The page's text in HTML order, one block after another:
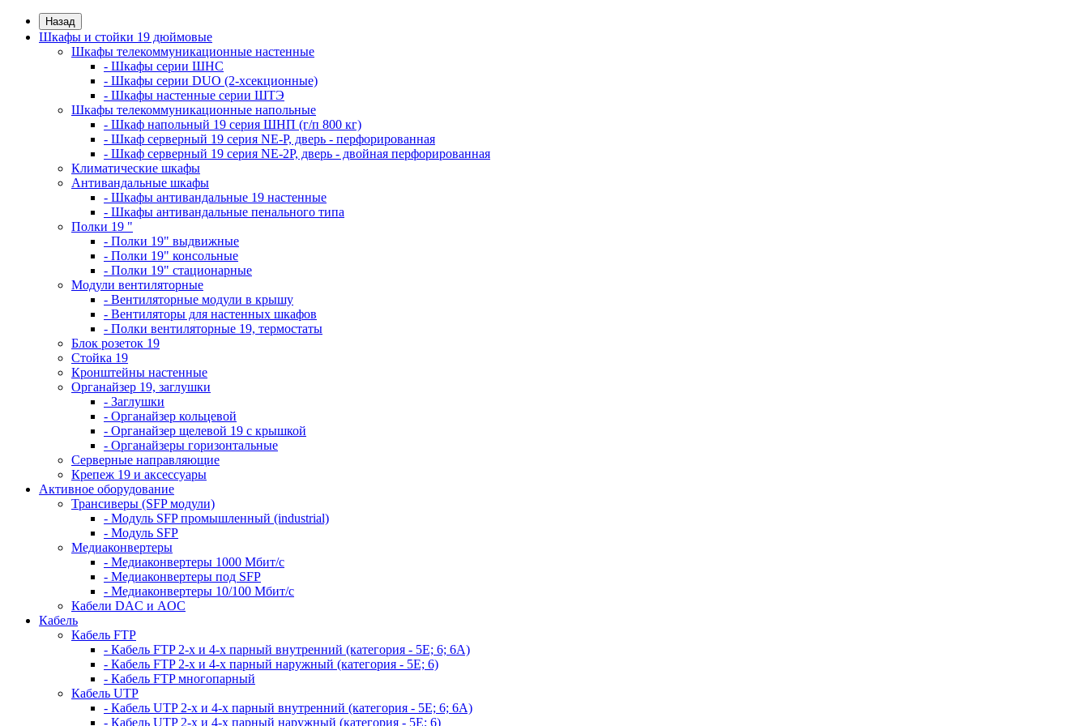
Назад
Шкафы и стойки 19 дюймовые
Шкафы телекоммуникационные настенные
- Шкафы серии ШНС
- Шкафы серии DUO (2-хсекционные)
- Шкафы настенные серии ШТЭ
Шкафы телекоммуникационные напольные
- Шкаф напольный 19 серия ШНП (г/п 800 кг)
- Шкаф серверный 19 серия NE-P, дверь - перфорированная
- Шкаф серверный 19 серия NE-2P, дверь - двойная перфорированная
Климатические шкафы
Антивандальные шкафы
- Шкафы антивандальные 19 настенные
- Шкафы антивандальные пенального типа
Полки 19 "
- Полки 19" выдвижные
- Полки 19" консольные
- Полки 19" стационарные
Модули вентиляторные
- Вентиляторные модули в крышу
- Вентиляторы для настенных шкафов
- Полки вентиляторные 19, термостаты
Блок розеток 19
Стойка 19
Кронштейны настенные
Органайзер 19, заглушки
- Заглушки
- Органайзер кольцевой
- Органайзер щелевой 19 с крышкой
- Органайзеры горизонтальные
Серверные направляющие
Крепеж 19 и аксессуары
Активное оборудование
Трансиверы (SFP модули)
- Модуль SFP промышленный (industrial)
- Модуль SFP
Медиаконвертеры
- Медиаконвертеры 1000 Мбит/с
- Медиаконвертеры под SFP
- Медиаконвертеры 10/100 Мбит/с
Кабели DAC и AOC
Кабель
Кабель FTP
- Кабель FTP 2-х и 4-х парный внутренний (категория - 5Е; 6; 6А)
- Кабель FTP 2-х и 4-х парный наружный (категория - 5Е; 6)
- Кабель FTP многопарный
Кабель UTP
- Кабель UTP 2-х и 4-х парный внутренний (категория - 5Е; 6; 6А)
- Кабель UTP 2-х и 4-х парный наружный (категория - 5Е; 6)